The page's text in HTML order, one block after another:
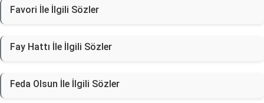
Favori İle İlgili Sözler
Fay Hattı İle İlgili Sözler
Feda Olsun İle İlgili Sözler